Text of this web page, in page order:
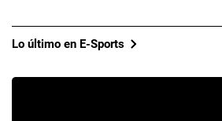
Lo último en E-Sports